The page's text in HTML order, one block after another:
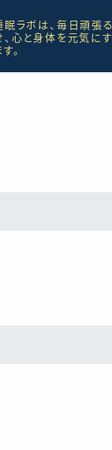
眠ラボは、毎日頑張
、心と身体を元気に
す。